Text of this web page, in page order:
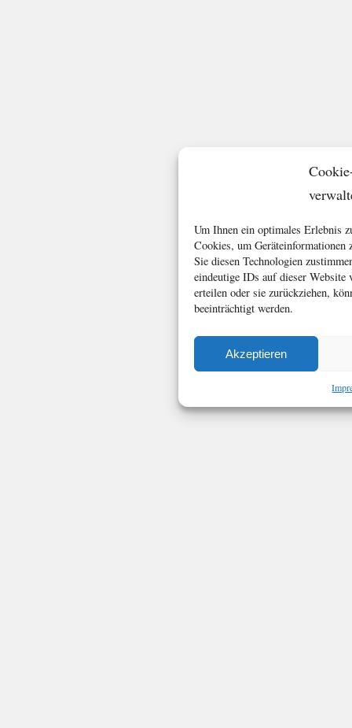
Um Ihnen ein optimales Erlebnis
Cookies, um Geräteinformationen
Sie diesen Technologien
eindeutige IDs auf dieser
erteilen oder sie zurückziehen,
beeinträchtigt werden.
Akzeptieren